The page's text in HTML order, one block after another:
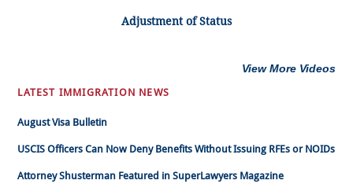
Adjustment of Status
View More Videos
LATEST IMMIGRATION NEWS
August Visa Bulletin
USCIS Officers Can Now Deny Benefits Without Issuing RFEs or NOIDs
Attorney Shusterman Featured in SuperLawyers Magazine